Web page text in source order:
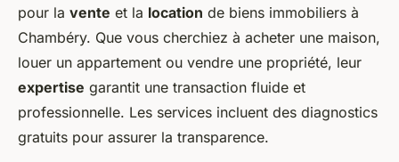
pour la vente et la location de biens immobiliers à
Chambéry. Que vous cherchiez à acheter une maison,
louer un appartement ou vendre une propriété, leur
expertise garantit une transaction fluide et
professionnelle. Les services incluent des diagnostics
gratuits pour assurer la transparence.